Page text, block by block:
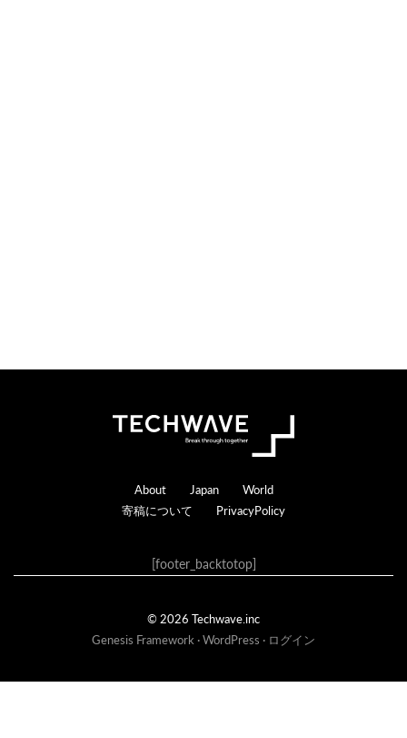
Footer
About Japan
World
寄稿について
PrivacyPolicy
[footer_backtotop]
© 2026 Techwave.inc
Genesis Framework ·WordPress · ログイン